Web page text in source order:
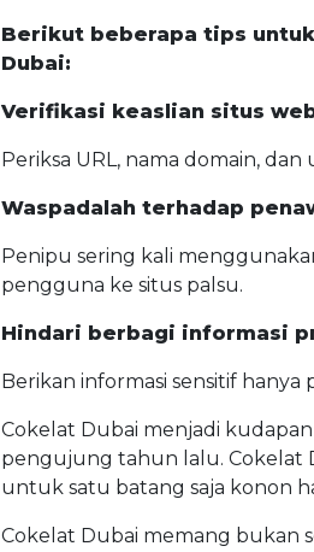
Berikut beberapa tips
Dubai:
Verifikasi keaslian situs
Periksa URL, nama domain,
Waspadalah terhadap
Penipu sering kali
pengguna ke situs palsu.
Hindari berbagi informasi
Berikan informasi sensitif
Cokelat Dubai menjadi
pengujung tahun lalu. Cokelat
untuk satu batang saja konon
Cokelat Dubai memang bukan